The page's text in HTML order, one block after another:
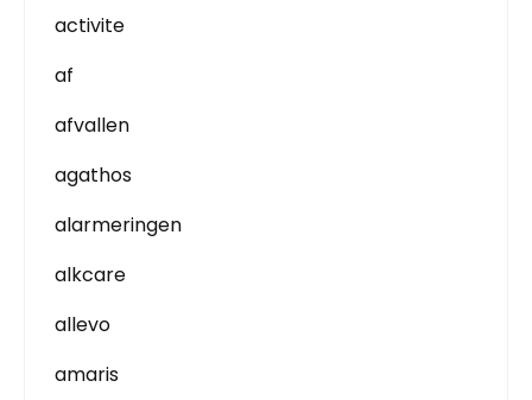
activite
af
afvallen
agathos
alarmeringen
alkcare
allevo
amaris